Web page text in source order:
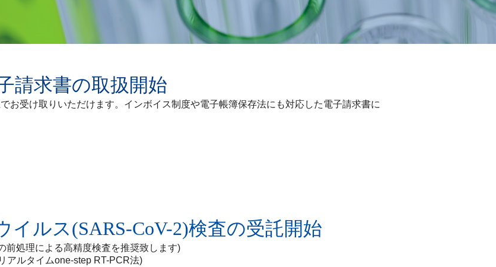
請求書の取扱開始
お受け取りいただけます。インボイス制度や電子帳簿保存法にも対応した電子請求書に
イルス(SARS-CoV-2)検査の受託開始
前処理による高精度検査を推奨致します)
アルタイムone-step RT-PCR法)